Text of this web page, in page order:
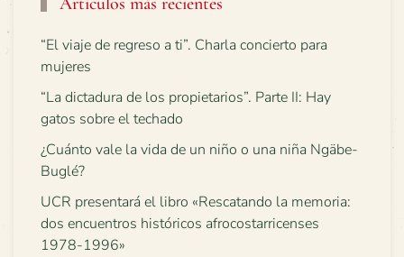
“El viaje de regreso a ti”. Charla concierto para
mujeres
“La dictadura de los propietarios”. Parte II: Hay
gatos sobre el techado
¿Cuánto vale la vida de un niño o una niña Ngäbe-
Buglé?
UCR presentará el libro «Rescatando la memoria:
dos encuentros históricos afrocostarricenses
1978-1996»